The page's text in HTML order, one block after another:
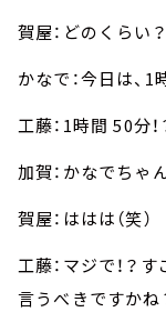
賀屋：どのくらい？
かなで：今日は、1
工藤：1時間 50分
加賀：かなでちゃ
賀屋：ははは（笑）
工藤：マジで！？
言うべきですかね